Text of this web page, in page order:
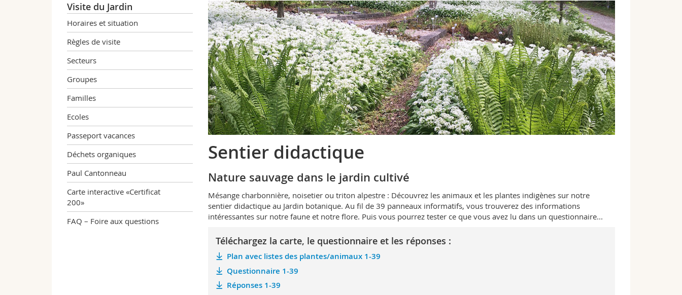
Fribourg
Visite du Jardin
Horaires et situation
Règles de visite
Secteurs
Groupes
Familles
Ecoles
Passeport vacances
Déchets organiques
Paul Cantonneau
Carte interactive «Certificat
200»
FAQ – Foire aux questions
Sentier didactique
Nature sauvage dans le jardin cultivé
Mésange charbonnière, noisetier ou triton alpestre : Découvrez les animaux et les plantes indigènes sur notre
sentier didactique au Jardin botanique. Au fil de 39 panneaux informatifs, vous trouverez des informations
intéressantes sur notre faune et notre flore. Puis vous pourrez tester ce que vous avez lu dans un questionnaire...
Téléchargez la carte, le questionnaire et les réponses :
Plan avec listes des plantes/animaux 1-39
Questionnaire 1-39
Réponses 1-39